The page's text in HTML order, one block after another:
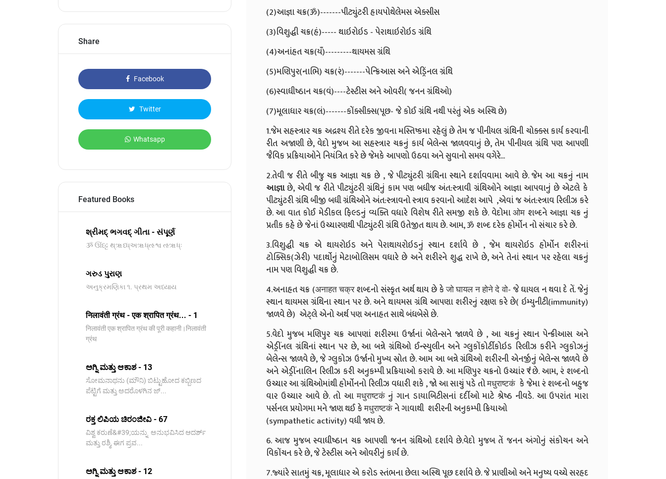
Share
Facebook
Twitter
Whatsapp
Featured Books
શ્રીમદ્ ભગવદ્ ગીતા - સંપૂર્ણ
ૐ ઊંધ્ટ્ટ થ્ૠધ્ધ્અૠધ્ઌશ્વ ઌૠધ્ઃ
ગરુડ પુરાણ
અનુક્રમણિકા ૧. પ્રથમ અધ્યાય
निलावंती ग्रंथ - एक श्रापित ग्रंथ... - 1
निलावंती एक श्रापित ग्रंथ की पूरी कहानी।निलावंती
ग्रंथ
ಅಗ್ನಿ ಮತ್ತು ಆಕಾಶ - 13
ಸೋಮನಾಥನು (ಮೌನಿ) ಬಿಟ್ಟುಹೋದ ಕಬ್ಬಿಣದ
ಪೆಟ್ಟಿಗೆ ಮತ್ತು ಅದರೊಳಗಿನ ಜ್...
ರಕ್ತ ಲಿಪಿಯ ಚಿರಂಜೀವಿ - 67
ವಿಶ್ವ ಕರುಣೆ&#39;ಯನ್ನು ಅನುಭವಿಸಿದ ಆದರ್ಶ್
ಮತ್ತು ರಶ್ಮಿ, ಈಗ ಪ್ರವ...
ಅಗ್ನಿ ಮತ್ತು ಆಕಾಶ - 12
(2)આજ્ઞા ચક્ર(ૐ)-------પીટ્યુંટરી હાયપોથેલેમસ એક્સીસ
(3)વિશુદ્ધી ચક્ર(હં)----- થાઇરોઇડ - પેરાથાઇરોઇડ ગ્રંથિ
(4)અનાંહત ચક્ર(યઁ)---------થાયમસ ગ્રંથિ
(5)મણિપુર(નાભિ) ચક્ર(રં)-------પેન્ક્રિઆસ અને એડ્રિંનલ ગ્રંથિ
(6)સ્વાધીષ્ઠાન ચક્ર(વં)----ટેસ્ટીસ અને ઓવરી( જનન ગ્રંથિઓ)
(7)મૂલાધાર ચક્ર(લં)-------કોંક્સીક્સ(પૂછ- જે કોઈ ગ્રંથિ નથી પરંતું એક અસ્થિ છે)
1.જેમ સહસ્ત્રાર ચક્ર અદ્રશ્ય રીતે દરેક જીવના મસ્તિષ્કમા રહેલું છે તેમ જ પીનીયલ ગ્રંથિની ચોક્ક્સ કાર્ય કરવાની
રીત અજાણી છે, વેદો મુજબ આ સહસ્ત્રાર ચક્રનું કાર્ય બેલેન્સ જાળવવાનું છે, તેમ પીનીયલ ગ્રંથિ પણ આપણી
જૈવિક પ્રક્રિયાઓને નિયંત્રિત કરે છે જેમકે આપણો ઉઠવા અને સુવાનો સમય વગેરે...
2.તેવી જ રીતે બીજુ ચક્ર આજ્ઞા ચક્ર છે , જે પીટ્યુંટરી ગ્રંથિના સ્થાને દર્શાવવામા આવે છે. જેમ આ ચક્રનું નામ
આજ્ઞાછે, એવી જ રીતે પીટ્યુંટરી ગ્રંથિનું કામ પણ બધીજ અંત:સ્ત્રાવી ગ્રંથિઓને આજ્ઞા આપવાનું છે એટલે કે
પીટ્યુંટરી ગ્રંથિ બીજી બધી ગ્રંથિઓને અંત:સ્ત્રાવનો સ્ત્રાવ કરવાનો આદેશ આપે ,એવાં જ અંત:સ્ત્રાવ રિલીઝ કરે
છે. આ વાત કોઈ મેડીકલ ફિલ્ડનું વ્યક્તિ વધારે વિશેષ રીતે સમજી શકે છે. વેદોમા ओम શબ્દને આજ્ઞા ચક્ર નું
પ્રતીક કહે છે જેનાં ઉચ્ચારણથી પીટ્યુંટરી ગ્રંથિ ઉતેજીત થાય છે. આમ, ૐ શબ્દ દરેક હોર્મોન નો સંચાર કરે છે.
3.વિશુદ્ધી ચક્ર એ થાયરોઇડ અને પેરાથાયરોઇડનું સ્થાન દર્શાવે છે , જેમ થાયરોઇડ હોર્મોન શરીરનાં
ટોક્સિક(ઝેરી) પદાર્થોનું મેટાબોલિસમ વધારે છે અને શરીરને શુદ્ધ રાખે છે, અને તેનાં સ્થાન પર રહેલા ચક્રનું
નામ પણ વિશુદ્ધી ચક્ર છે.
4.અનાહત ચક્ર (अनाहत चक्र શબ્દનો સંસ્કૃત અર્થ થાય છે કે जो घायल न होने दे वो- જે ઘાયલ ન થવા દે તેં. જેનું
સ્થાન થાયમસ ગ્રંથિના સ્થાન પર છે. અને થાયમસ ગ્રંથિ આપણા શરીરનું રક્ષણ કરે છે( ઇમ્યુનીટી(immunity)
જાળવે છે) એટ્લે એનો અર્થ પણ અનાહત સાથે બંધબેસે છે.
5.વેદો મુજબ મણિપુર ચક્ર આપણાં શરીરમા ઉર્જાનાં બેલેન્સને જાળવે છે , આ ચક્રનું સ્થાન પેન્ક્રીઆસ અને
એડ્રીંનલ ગ્રંથિનાં સ્થાન પર છે, આ બન્ને ગ્રંથિઓ ઈન્સ્યુલીન અને ગ્લુકોંકોર્ટીકોઇડ રિલીઝ કરીને ગ્લુકોઝનું
બેલેન્સ જાળવે છે, જે ગ્લુકોઝ ઉર્જાનો મુખ્ય સ્રોત છે. આમ આ બન્ને ગ્રંથિઓ શરીરની એનર્જીનું બેલેન્સ જાળવે છે
અને એડ્રીંનાલિન રિલીઝ કરી અનુકમ્પી પ્રક્રિયાઓ કરાવે છે.આ મણિપુર ચક્રનો ઉચ્ચાંરरंછે. આમ, રં શબ્દનો
ઉચ્ચાર આ ગ્રંથિઓમાંથી હોર્મોનનો રિલીઝ વધારી શકે , જો આ સાચું પડે તો मधुराष्टकं કે જેમા રં શબ્દનો બહુજ
વાર ઉચ્ચાર આવે છે. તો આ मधुराष्टकं નું ગાન ડાયાબિટીસનાં દર્દીઓ માટે શ્રેષ્ઠ નીવડે. આ ઉપરાંત મારા
પર્સનલ પ્રયોગમા મને જાણ થઈ કે मधुराष्टकं ને ગાવાથી શરીરની અનુકમ્પી ક્રિયાઓ
(sympathetic activity) વધી જાય છે.
6. આજ મુજબ સ્વાધીષ્ઠાન ચક્ર આપણી જનન ગ્રંથિઓ દર્શાવે છે.વેદો મુજબ તેં જનન અંગોનું સંકોચન અને
વિકોંચન કરે છે, જે ટેસ્ટીસ અને ઓવરીનું કાર્ય છે.
7.જ્યાંરે સાતમું ચક્ર, મૂલાધાર એ કરોડ સ્તંભના છેલા અસ્થિ પૂછ દર્શાવે છે. જે પ્રાણીઓ અને મનુષ્ય વચ્ચે સરહદ